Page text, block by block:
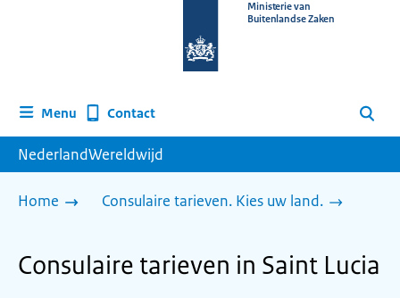
homepage
Ministerie van
Buitenlandse Zaken
Menu Contact Zoeken
NederlandWereldwijd
Home Consulaire tarieven. Kies uw land.
Consulaire tarieven in Saint Lucia